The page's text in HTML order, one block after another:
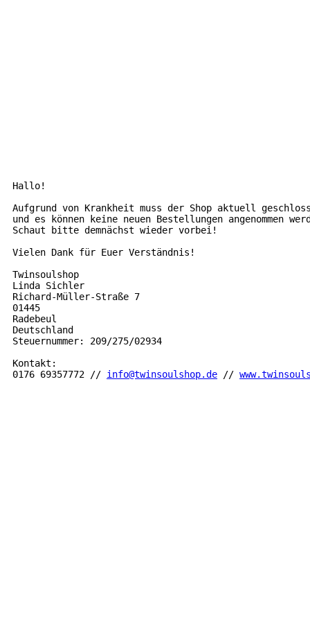
Hallo!
Aufgrund von Krankheit muss der Shop aktuell
und es können keine neuen Bestellungen angenommen
Schaut bitte demnächst wieder vorbei!
Vielen Dank für Euer Verständnis!
Twinsoulshop
Linda Sichler
Richard-Müller-Straße 7
01445
Radebeul
Deutschland
Steuernummer: 209/275/02934
Kontakt:
0176 69357772 // info@twinsoulshop.de //